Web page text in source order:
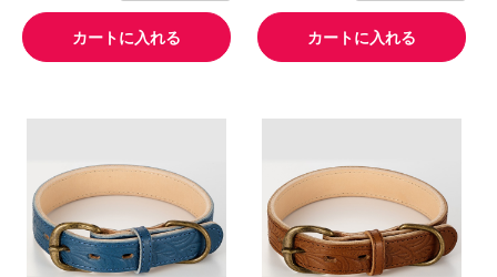
カートに入れる カートに入れる